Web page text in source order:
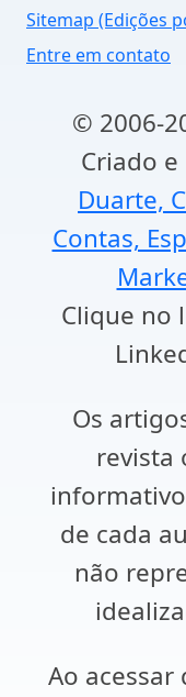
Sitemap (Edições
Entre em contato
© 2006-
Criado
Duarte,
Contas,
Clique no
Os
revista
de cada
não
Ao